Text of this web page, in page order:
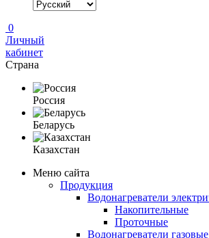
0
Личный
кабинет
Страна
Россия
Беларусь
Казахстан
Меню сайта
Продукция
Водонагреватели
Накопительные
Проточные
Водонагреватели газовые